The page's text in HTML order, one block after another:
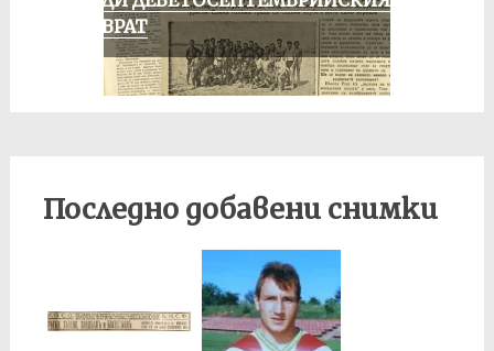
ПРЕВРАТ
Последно добавени снимки